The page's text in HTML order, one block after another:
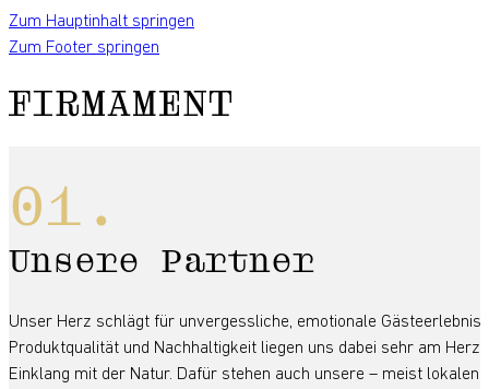
Zum Hauptinhalt springen
Zum Footer springen
Unsere Partner
Unser Herz schlägt für unvergessliche, emotionale
Produktqualität und Nachhaltigkeit liegen uns dabei sehr am
Einklang mit der Natur. Dafür stehen auch unsere – meist lokalen